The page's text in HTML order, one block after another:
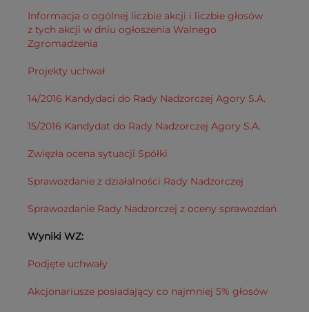
Informacja o ogólnej liczbie akcji i liczbie głosów
z tych akcji w dniu ogłoszenia Walnego
Zgromadzenia
Projekty uchwał
14/2016 Kandydaci do Rady Nadzorczej Agory S.A.
15/2016 Kandydat do Rady Nadzorczej Agory S.A.
Zwięzła ocena sytuacji Spółki
Sprawozdanie z działalności Rady Nadzorczej
Sprawozdanie Rady Nadzorczej z oceny sprawozdań
Wyniki WZ:
Podjęte uchwały
Akcjonariusze posiadający co najmniej 5% głosów